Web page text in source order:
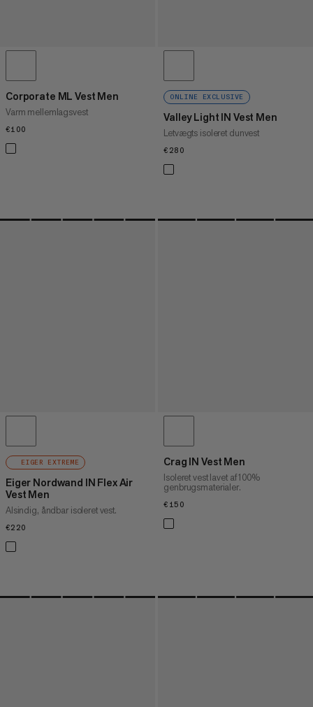
Corporate ML Vest Men
Varm mellemlagsvest
€100
ONLINE EXCLUSIVE
Valley Light IN Vest Men
Letvægts isoleret dunvest
€280
EIGER EXTREME
Eiger Nordwand IN Flex Air
Vest Men
Alsindig, åndbar isoleret vest.
€220
Crag IN Vest Men
Isoleret vest lavet af 100%
genbrugsmaterialer.
€150